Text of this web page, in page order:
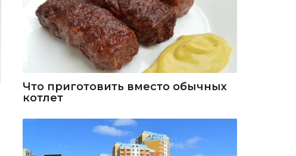
Что приготовить вместо обычных
котлет